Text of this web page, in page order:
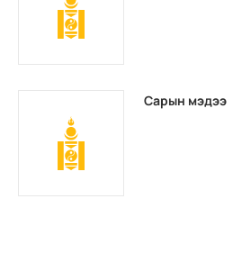
Сарын мэдээ